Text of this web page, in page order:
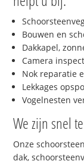
Bouwen en
Dakkapel,
Camera
Nok reparatie
Lekkages
Vogelnesten
We zijn snel
Onze
dak,